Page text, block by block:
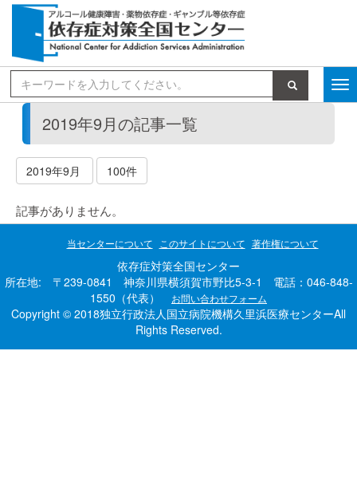
検索
2019年9月の記事一覧
2019年9月 100件
記事がありません。
当センターについて このサイトについて 著作権について
依存症対策全国センター
所在地: 〒239-0841 神奈川県横須賀市野比5-3-1 電話：046-848-
1550（代表）
お問い合わせフォーム
Copyright © 2018独立行政法人国立病院機構久里浜医療センターAll
Rights Reserved.